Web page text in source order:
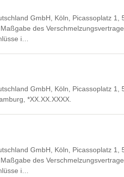
GmbH, Köln, Picassoplatz
des
i…
GmbH, Köln, Picassoplatz
*XX.XX.XXXX.
GmbH, Köln, Picassoplatz
des
i…